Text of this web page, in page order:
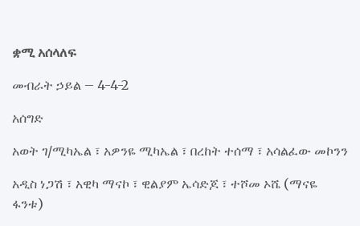
ቋሚ አሰላለፍ
መብራት ኃይል – 4-4-2
አሰግድ
አወት ገ/ሚካኤል ፣ አዎንዬ ሚካኤል ፣ በረከት ተሰማ ፣ አሳልፈው መኮንን
አዲስ ነጋሽ ፣ አዊካ ማናኮ ፣ ዊልያም ኤሳድጆ ፣ ተሾመ ኦሼ (ማናዬ
ፋንቱ)